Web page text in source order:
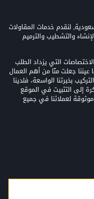
لنقدم خدمات المقاولات
والتشطيب والترميم
التي يزداد الطلب
عيننا جعلت منّا من أهم العمال
بخبرتنا الواسعة، فلدينا
إلى التثبيت في الموقع
لعملائنا في جميع